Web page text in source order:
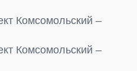
Комсомольский –
Комсомольский –